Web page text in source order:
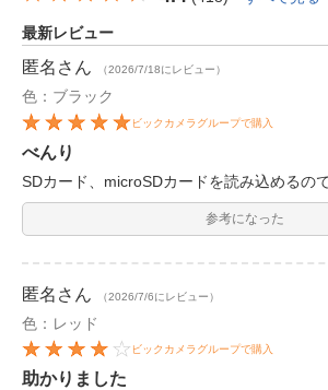
最新レビュー
匿名 さん （2026/7/18にレビュー）
色：ブラック
ビックカメラグループで購入
べんり
SDカード、microSDカードを読み込めるの
参考になった
匿名 さん （2026/7/6にレビュー）
色：レッド
ビックカメラグループで購入
助かりました